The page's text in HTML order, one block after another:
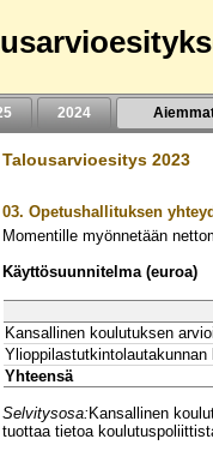
2024
VALTION
Talousarvioesitys 2023
03. Opetushallituksen
Momentille myönnetään
Käyttösuunnitelma (euroa)
Kansallinen koulutuksen
Ylioppilastutkintolautakunnan
Yhteensä
Selvitysosa: Kansallinen
tuottaa tietoa